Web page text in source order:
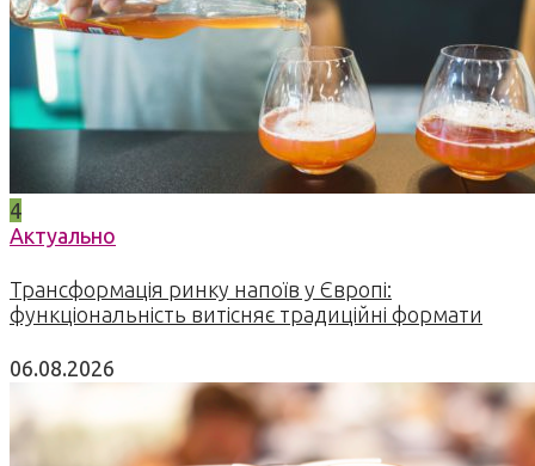
4
Актуально
Трансформація ринку напоїв у Європі:
функціональність витісняє традиційні формати
06.08.2026